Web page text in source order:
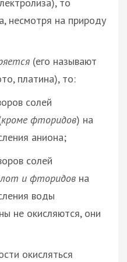
несмотря на природу
(его называют
платина), то:
солей
кроме фторидов) на
аниона;
солей
и фторидов на
воды
не окисляются, они
окисляться